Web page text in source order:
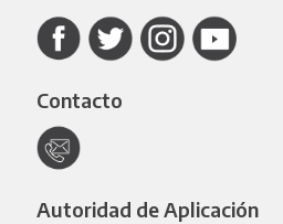
Contacto
Autoridad de Aplicación